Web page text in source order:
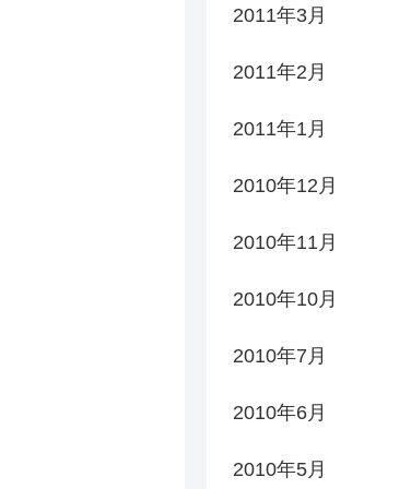
2011年3月
2011年2月
2011年1月
2010年12月
2010年11月
2010年10月
2010年7月
2010年6月
2010年5月